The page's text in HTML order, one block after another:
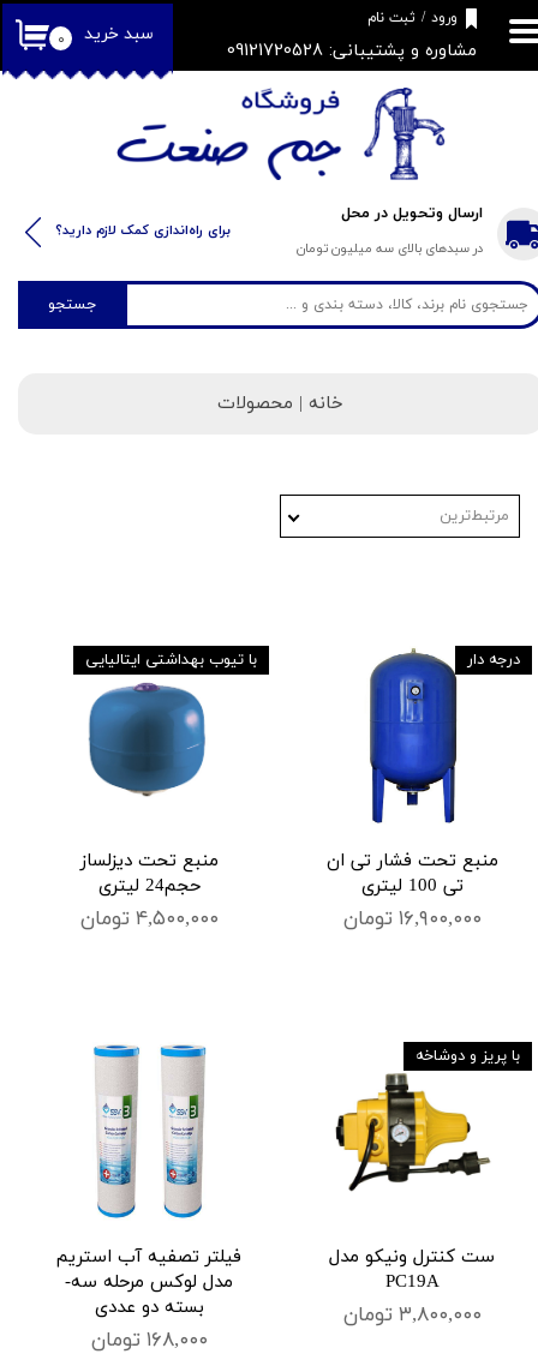
جستجو
ارسال وتحویل در محل
در سبدهای بالای سه میلیون تومان
مشاوره و پشتیبانی: 09121720528 ۰ سبد خرید
ورود / ثبت نام
حساب کاربری من
تغییر گذر واژه
خروج از حساب کاربری
​​برای راه‌اندازی کمک لازم دارید؟
خانه | محصولات
مرتبط‌ترین
منبع تحت فشار تی ان
تی 100 لیتری
۱۶,۹۰۰,۰۰۰ تومان
درجه دار
منبع تحت دیزلساز
حجم24 لیتری
۴,۵۰۰,۰۰۰ تومان
با تیوب بهداشتی ایتالیایی
ست کنترل ونیکو مدل
PC19A
۳,۸۰۰,۰۰۰ تومان
با پریز و دوشاخه
فیلتر تصفیه آب استریم
مدل لوکس مرحله سه-
بسته دو عددی
۱۶۸,۰۰۰ تومان